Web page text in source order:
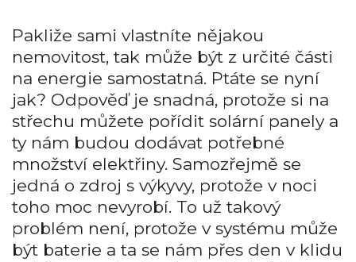
Pakliže sami vlastníte nějakou
nemovitost, tak může být z určité části
na energie samostatná. Ptáte se nyní
jak? Odpověď je snadná, protože si na
střechu můžete pořídit solární panely a
ty nám budou dodávat potřebné
množství elektřiny. Samozřejmě se
jedná o zdroj s výkyvy, protože v noci
toho moc nevyrobí. To už takový
problém není, protože v systému může
být baterie a ta se nám přes den v klidu